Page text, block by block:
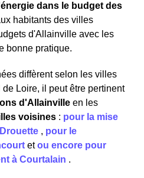
dans le budget des
habitants des villes
d'Allainville avec les
bonne pratique.
diffèrent selon les villes
Loire, il peut être pertinent
d'Allainville en les
voisines : pour la mise
, pour le
etou encore pour
à Courtalain .